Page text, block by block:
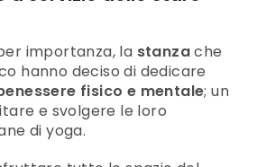
importanza, la stanzache
hanno deciso di dedicare
fisico e mentale; un
e svolgere le loro
di yoga.